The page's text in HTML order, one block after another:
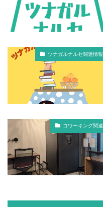
ツナガルナルセ関連情報
コワーキング関連